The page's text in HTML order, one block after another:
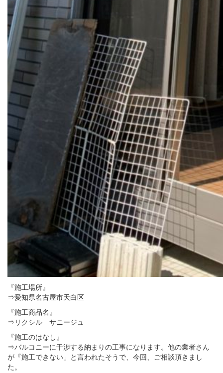
『施工場所』
⇒愛知県名古屋市天白区
『施工商品名』
⇒リクシル サニージュ
『施工のはなし』
⇒バルコニーに干渉する納まりの工事になります。他の業者さん
が『施工できない」と言われたそうで、今回、ご相談頂きまし
た。